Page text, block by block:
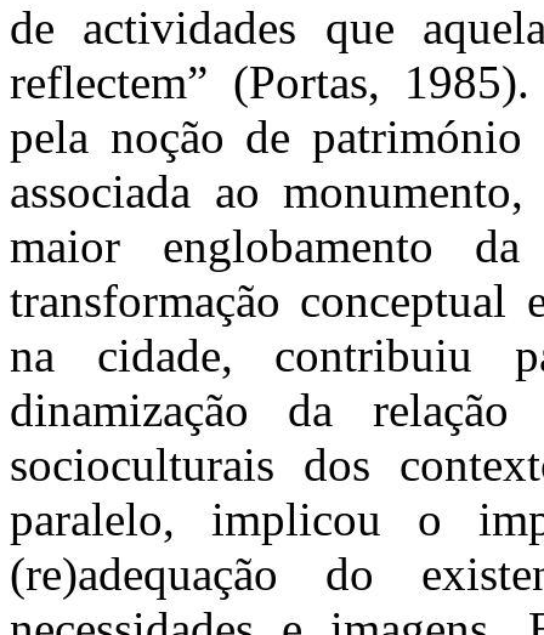
de actividades que
reflectem” (Portas,
pela noção de património
associada ao
maior englobamento
transformação conceptual
na cidade, contribuiu
dinamização da
socioculturais dos
paralelo, implicou o
(re)adequação do